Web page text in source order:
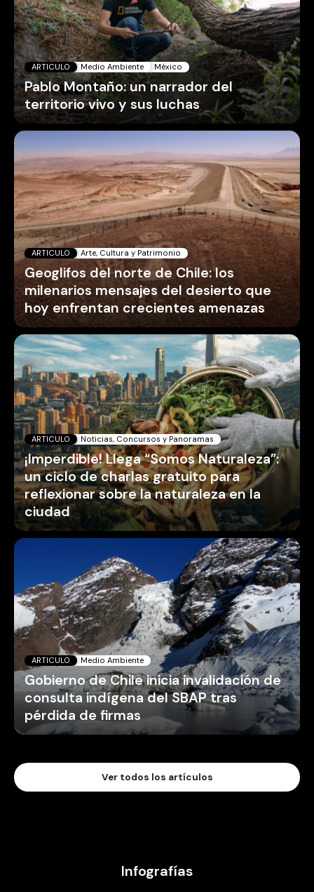
ARTICULO Medio Ambiente México
Pablo Montaño: un narrador del
territorio vivo y sus luchas
ARTICULO Arte, Cultura y Patrimonio
Geoglifos del norte de Chile: los
milenarios mensajes del desierto que
hoy enfrentan crecientes amenazas
ARTICULO Noticias, Concursos y Panoramas
¡Imperdible! Llega “Somos Naturaleza”:
un ciclo de charlas gratuito para
reflexionar sobre la naturaleza en la
ciudad
ARTICULO Medio Ambiente
Gobierno de Chile inicia invalidación de
consulta indígena del SBAP tras
pérdida de firmas
Ver todos los artículos
Infografías